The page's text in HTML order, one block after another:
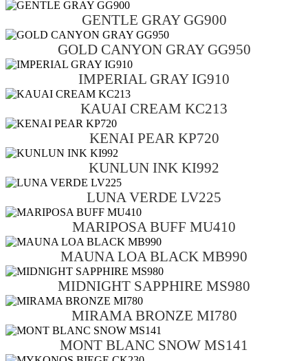
GENTLE GRAY GG900
GOLD CANYON GRAY GG950
IMPERIAL GRAY IG910
KAUAI CREAM KC213
KENAI PEAR KP720
KUNLUN INK KI992
LUNA VERDE LV225
MARIPOSA BUFF MU410
MAUNA LOA BLACK MB990
MIDNIGHT SAPPHIRE MS980
MIRAMA BRONZE MI780
MONT BLANC SNOW MS141